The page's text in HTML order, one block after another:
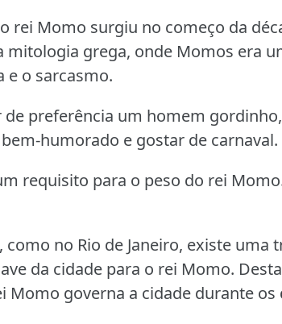
rei Momo surgiu no começo da
mitologia grega, onde Momos era
e o sarcasmo.
de preferência um homem
humorado e gostar de carnaval.
requisito para o peso do rei
como no Rio de Janeiro, existe uma
da cidade para o rei Momo.
Momo governa a cidade durante os